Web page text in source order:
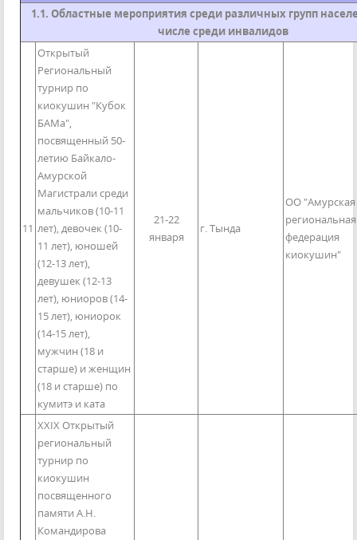
1.1. Областные мероприятия среди различных групп
числе среди инвалидов
11
Открытый
Региональный
турнир по
киокушин "Кубок
БАМа",
посвященный 50-
летию Байкало-
Амурской
Магистрали среди
мальчиков (10-11
лет), девочек (10-
11 лет), юношей
(12-13 лет),
девушек (12-13
лет), юниоров (14-
15 лет), юниорок
(14-15 лет),
мужчин (18 и
старше) и женщин
(18 и старше) по
кумитэ и ката
21-22
января
г. Тында
ОО "Амурская
региональная
федерация
киокушин"
XXIX Открытый
региональный
турнир по
киокушин
посвященного
памяти А.Н.
Командирова